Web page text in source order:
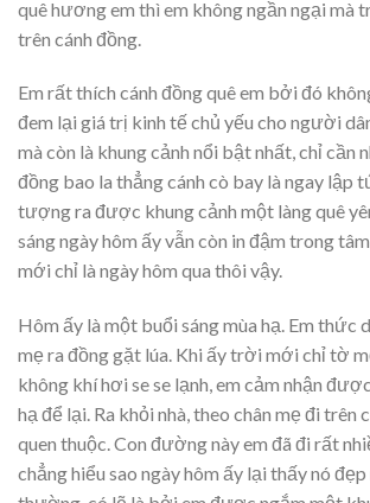
quê hương em thì em không ngần ngại mà
trên cánh đồng.
Em rất thích cánh đồng quê em bởi đó
đem lại giá trị kinh tế chủ yếu cho người
mà còn là khung cảnh nổi bật nhất, chỉ cần
đồng bao la thẳng cánh cò bay là ngay lập
tượng ra được khung cảnh một làng quê
sáng ngày hôm ấy vẫn còn in đậm trong
mới chỉ là ngày hôm qua thôi vậy.
Hôm ấy là một buổi sáng mùa hạ. Em thức
mẹ ra đồng gặt lúa. Khi ấy trời mới chỉ tờ
không khí hơi se se lạnh, em cảm nhận
hạ để lại. Ra khỏi nhà, theo chân mẹ đi trên
quen thuộc. Con đường này em đã đi rất
chẳng hiểu sao ngày hôm ấy lại thấy nó